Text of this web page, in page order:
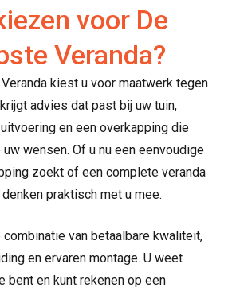
voor De
Veranda?
kiest u voor maatwerk tegen
advies dat past bij uw tuin,
en een overkapping die
wensen. Of u nu een eenvoudige
zoekt of een complete veranda
praktisch met u mee.
van betaalbare kwaliteit,
en ervaren montage. U weet
bent en kunt rekenen op een